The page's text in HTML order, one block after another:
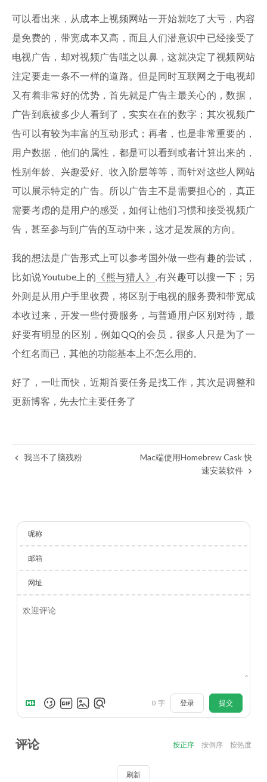
可以看出来，从成本上视频网站一开始就吃了大亏，内容
是免费的，带宽成本又高，而且人们潜意识中已经接受了
电视广告，却对视频广告嗤之以鼻，这就决定了视频网站
注定要走一条不一样的道路。但是同时互联网之于电视却
又有着非常好的优势，首先就是广告主最关心的，数据，
广告到底被多少人看到了，实实在在的数字；其次视频广
告可以有较为丰富的互动形式；再者，也是非常重要的，
用户数据，他们的属性，都是可以看到或者计算出来的，
性别年龄、兴趣爱好、收入阶层等等，而针对这些人网站
可以展示特定的广告。所以广告主不是需要担心的，真正
需要考虑的是用户的感受，如何让他们习惯和接受视频广
告，甚至参与到广告的互动中来，这才是发展的方向。
我的想法是广告形式上可以参考国外做一些有趣的尝试，
比如说Youtube上的 《熊与猎人》 ,有兴趣可以搜一下；另
外则是从用户手里收费，将区别于电视的服务费和带宽成
本收过来，开发一些付费服务，与普通用户区别对待，最
好要有明显的区别，例如QQ的会员，很多人只是为了一
个红名而已，其他的功能基本上不怎么用的。
好了，一吐而快，近期首要任务是找工作，其次是调整和
更新博客，先去忙主要任务了
我当不了脑残粉
Mac端使用Homebrew Cask 快
速安装软件
昵称
邮箱
网址
0 字 登录 提交
评论 按正序 按倒序 按热度
刷新